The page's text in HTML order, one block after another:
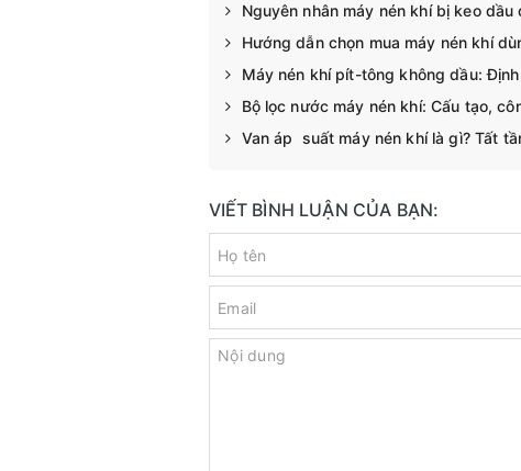
Nguyên nhân máy nén khí bị keo
Hướng dẫn chọn mua máy nén khí
Máy nén khí pít-tông không dầu:
Bộ lọc nước máy nén khí: Cấu tạo,
Van áp suất máy nén khí là gì? Tất
VIẾT BÌNH LUẬN CỦA BẠN: